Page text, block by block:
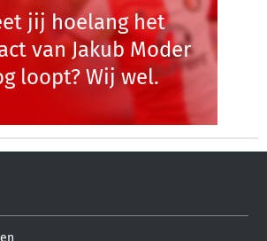
jij hoelang het
van Jakub Moder
loopt? Wij wel.